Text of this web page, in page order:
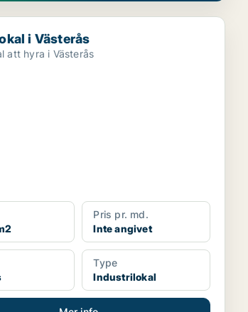
Västerås
i Västerås
att hyra i Västerås
Pris pr. md.
Inte angivet
Type
Industrilokal